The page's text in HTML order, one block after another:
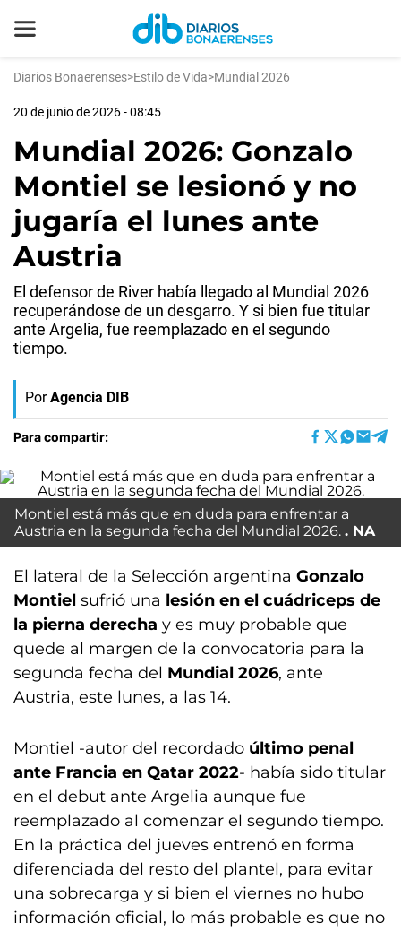
Diarios Bonaerenses>Estilo de Vida>Mundial 2026
20 de junio de 2026 - 08:45
Mundial 2026: Gonzalo
Montiel se lesionó y no
jugaría el lunes ante
Austria
El defensor de River había llegado al Mundial 2026
recuperándose de un desgarro. Y si bien fue titular
ante Argelia, fue reemplazado en el segundo
tiempo.
Por Agencia DIB
Para compartir:
Montiel está más que en duda para enfrentar a
Austria en la segunda fecha del Mundial 2026.
NA
El lateral de la Selección argentina Gonzalo
Montiel sufrió una lesión en el cuádriceps de
la pierna derecha y es muy probable que
quede al margen de la convocatoria para la
segunda fecha del Mundial 2026, ante
Austria, este lunes, a las 14.
Montiel -autor del recordado último penal
ante Francia en Qatar 2022- había sido titular
en el debut ante Argelia aunque fue
reemplazado al comenzar el segundo tiempo.
En la práctica del jueves entrenó en forma
diferenciada del resto del plantel, para evitar
una sobrecarga y si bien el viernes no hubo
información oficial, lo más probable es que no